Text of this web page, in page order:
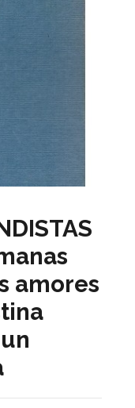
amores